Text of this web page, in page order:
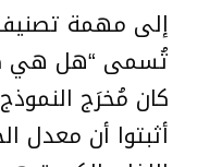
إلى مهمة
كان مُخرَج
أثبتوا أن معدل